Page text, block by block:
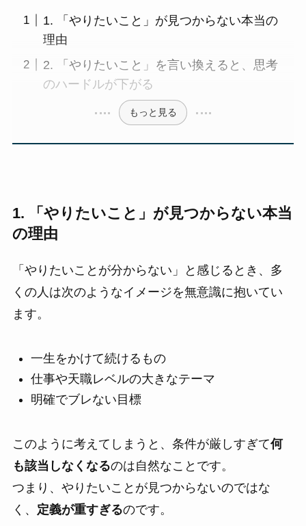
1. 「やりたいこと」が見つからない本当の
理由
2. 「やりたいこと」を言い換えると、思考
のハードルが下がる
もっと見る
1. 「やりたいこと」が見つからない本当
の理由
「やりたいことが分からない」と感じるとき、多
くの人は次のようなイメージを無意識に抱いてい
ます。
一生をかけて続けるもの
仕事や天職レベルの大きなテーマ
明確でブレない目標
このように考えてしまうと、条件が厳しすぎて何
も該当しなくなるのは自然なことです。
つまり、やりたいことが見つからないのではな
く、 定義が重すぎるのです。